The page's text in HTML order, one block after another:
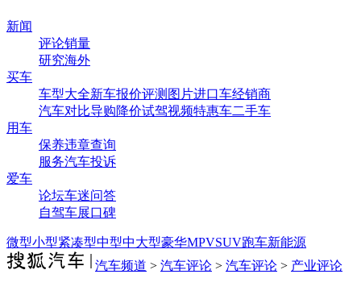
新闻
评论销量
研究海外
买车
车型大全新车报价评测 图片进口车经销商
汽车对比导购降价试驾视频特惠车二手车
用车
保养违章查询
服务汽车投诉
爱车
论坛车迷问答
自驾车展口碑
微型小型紧凑型中型中大型豪华MPVSUV跑车新能源
汽车频道 > 汽车评论 > 汽车评论 > 产业评论